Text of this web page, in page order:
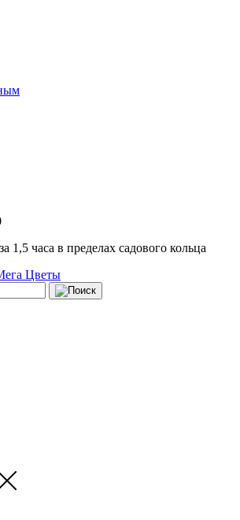
1,5 часа в пределах садового кольца